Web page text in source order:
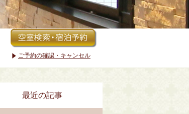
ご予約の確認・キャンセル
最近の記事